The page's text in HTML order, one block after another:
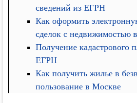
сведений из ЕГРН
Как оформить
сделок с недвижимостью
Получение кадастрового
ЕГРН
Как получить жилье в
пользование в Москве